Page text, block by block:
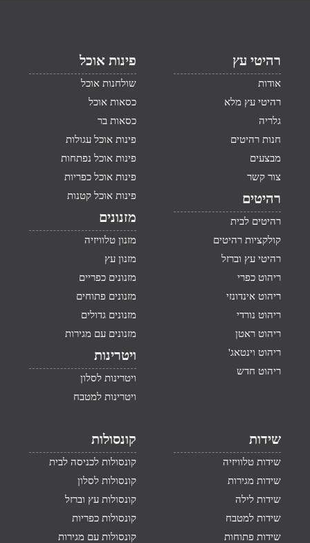
רהיטי עץ
אודות
רהיטי עץ מלא
גלריה
חנות רהיטים
מבצעים
צור קשר
רהיטים
רהיטים לבית
קולקציות רהיטים
רהיטי עץ וברזל
ריהוט כפרי
ריהוט אינדונזי
ריהוט נורדי
ריהוט ראטן
ריהוט וינטאג'
ריהוט חדש
פינות אוכל
שולחנות אוכל
כסאות אוכל
כסאות בר
פינות אוכל עגולות
פינות אוכל נפתחות
פינות אוכל כפריות
פינות אוכל קטנות
מזנונים
מזנון טלוויזיה
מזנון עץ
מזנונים כפריים
מזנונים פתוחים
מזנונים גדולים
מזנונים עם מגירות
ויטרינות
ויטרינות לסלון
ויטרינות למטבח
שידות
שידות טלוויזיה
שידות מגירות
שידות לילה
שידות למטבח
שידות פתוחות
קונסולות
קונסולות לכניסה לבית
קונסולות לסלון
קונסולות עץ וברזל
קונסולות כפריות
קונסולות עם מגירות